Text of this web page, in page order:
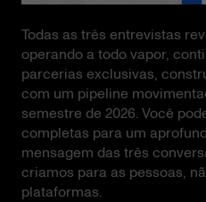
Todas as três entrevistas
operando a todo vapor,
parcerias exclusivas,
com um pipeline
semestre de 2026. Você
completas para um
mensagem das três
criamos para as pessoas,
plataformas.